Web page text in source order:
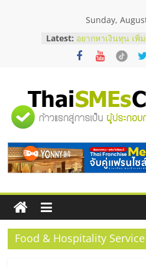
Sunday,
Latest: อยากหาเงินทุน เพิ่
เริ่มยังไงให้ผ่านฉลุ
สัมมนาออนไลน์ โ
ThaiFranchise
ไชส์ ครั้งที่ 8
ร้านเครื่องเสียงคุ
บริษัท
วิธีเลือกผู้ให้บริกา
โจทย์ธุรกิจ
"ศูนย์
รวม
ข้อมูล
ธุรกิจ
SME
Food & Hospitality